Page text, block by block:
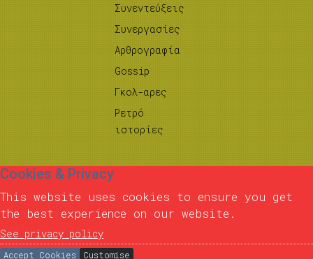
Συνεντεύξεις
Συνεργασίες
Αρθρογραφία
Gossip
Γκολ-αρες
Ρετρό
ιστορίες
Cookies & Privacy
This website uses cookies to ensure you get
the best experience on our website.
See privacy policy
Accept Cookies Customise